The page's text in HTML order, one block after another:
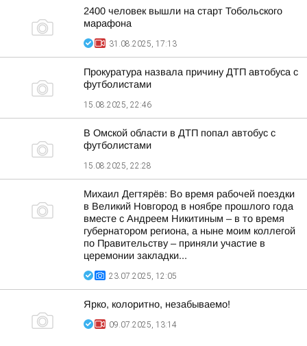
2400 человек вышли на старт Тобольского
марафона
31.08.2025, 17:13
Прокуратура назвала причину ДТП автобуса с
футболистами
15.08.2025, 22:46
В Омской области в ДТП попал автобус с
футболистами
15.08.2025, 22:28
Михаил Дегтярёв: Во время рабочей поездки
в Великий Новгород в ноябре прошлого года
вместе с Андреем Никитиным – в то время
губернатором региона, а ныне моим коллегой
по Правительству – приняли участие в
церемонии закладки...
23.07.2025, 12:05
Ярко, колоритно, незабываемо!
09.07.2025, 13:14